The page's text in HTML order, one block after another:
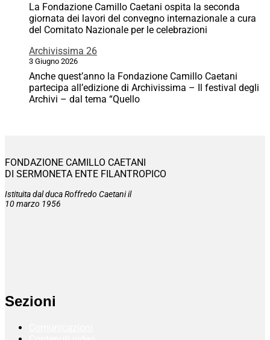
La Fondazione Camillo Caetani ospita la seconda
giornata dei lavori del convegno internazionale a cura
del Comitato Nazionale per le celebrazioni
Archivissima 26
3 Giugno 2026
Anche quest’anno la Fondazione Camillo Caetani
partecipa all’edizione di Archivissima – Il festival degli
Archivi – dal tema “Quello
FONDAZIONE CAMILLO CAETANI
DI SERMONETA ENTE FILANTROPICO
Istituita dal duca Roffredo Caetani il
10 marzo 1956
Sezioni